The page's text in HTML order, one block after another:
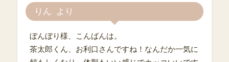
りん
ぼんぼり様、こんばんは。
茶太郎くん、お利口さんですね！なんだか一気に